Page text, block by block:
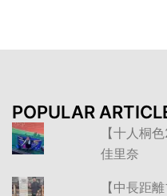
POPULAR
【十人桐
佳里奈
【中長距